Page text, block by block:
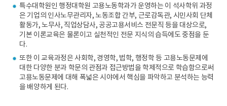
특수대학원인 행정대학원 고용노동학과가 운영하는 이 석사학위 과정
은 기업의 인사노무관리자, 노동조합 간부, 근로감독관, 시민사회 단체
활동가, 노무사, 직업상담사, 공공고용서비스 전문직 등을 대상으로,
기본 이론교육은 물론이고 실천적인 전문 지식의 습득에도 중점을 둔
다.
또한 이 교육과정은 사회학, 경영학, 법학, 행정학 등 고용노동문제에
대한 다양한 분과 학문의 관점과 접근방법을 학제적으로 학습함으로써
고용노동문제에 대해 폭넓은 시야에서 핵심을 파악하고 분석하는 능력
을 배양하게 된다.